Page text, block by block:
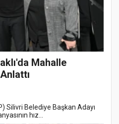
Mahalle
Silivri Belediye Başkan Adayı
hız...